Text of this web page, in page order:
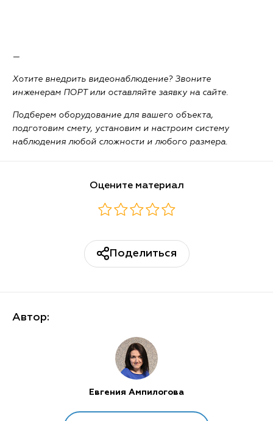
—
Хотите внедрить видеонаблюдение? Звоните
инженерам ПОРТ или оставляйте заявку на сайте.
Подберем оборудование для вашего объекта,
подготовим смету, установим и настроим систему
наблюдения любой сложности и любого размера.
Оцените материал
Поделиться
Автор:
Евгения Ампилогова